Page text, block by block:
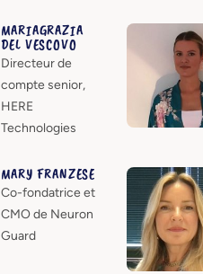
MARIAGRAZIA
DEL VESCOVO
Directeur de
compte senior,
HERE
Technologies
MARY FRANZESE
Co-fondatrice et
CMO de Neuron
Guard